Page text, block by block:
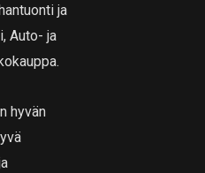
ja
Auto- ja
hyvän